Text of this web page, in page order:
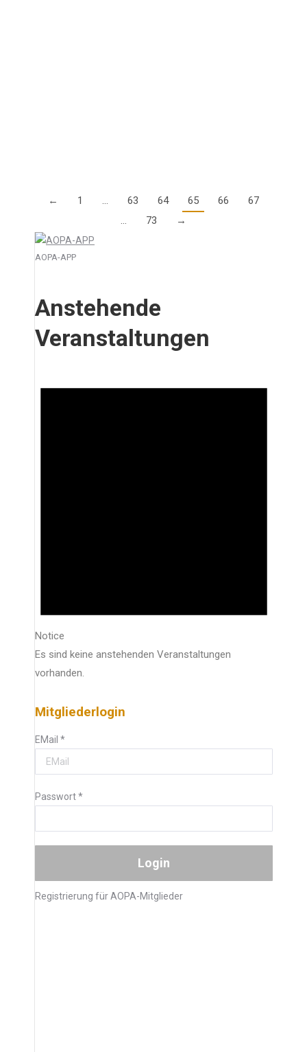
← 1 … 63 64 65 66
67
…
73 →
AOPA-APP
Anstehende
Veranstaltungen
Notice
Es sind keine anstehenden Veranstaltungen
vorhanden.
Mitgliederlogin
EMail *
Passwort*
Registrierung für AOPA-Mitglieder